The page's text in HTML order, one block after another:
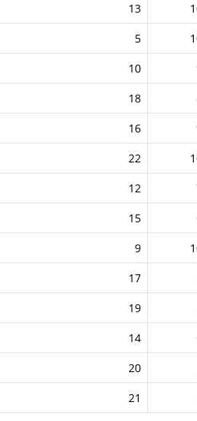
13
5
10
18
16
22
12
15
9
17
19
14
20
21